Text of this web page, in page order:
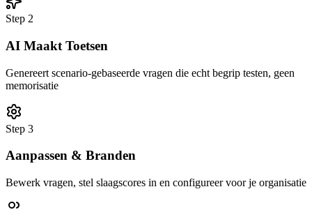
Step 2
AI Maakt Toetsen
Genereert scenario-gebaseerde vragen die echt begrip testen, geen
memorisatie
Step 3
Aanpassen & Branden
Bewerk vragen, stel slaagscores in en configureer voor je organisatie